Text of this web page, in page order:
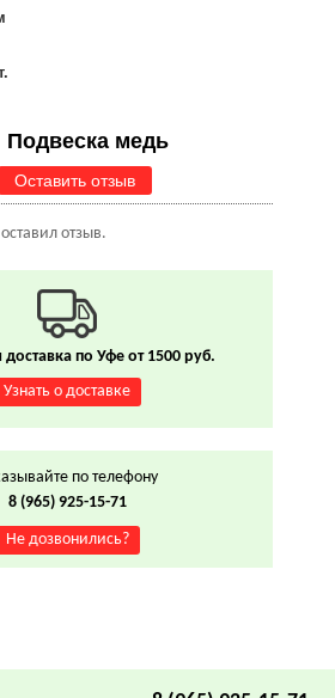
Подвеска медь
Оставить отзыв
отзыв.
доставка по Уфе от 1500 руб.
Узнать о доставке
по телефону
8 (965) 925-15-71
Не дозвонились?